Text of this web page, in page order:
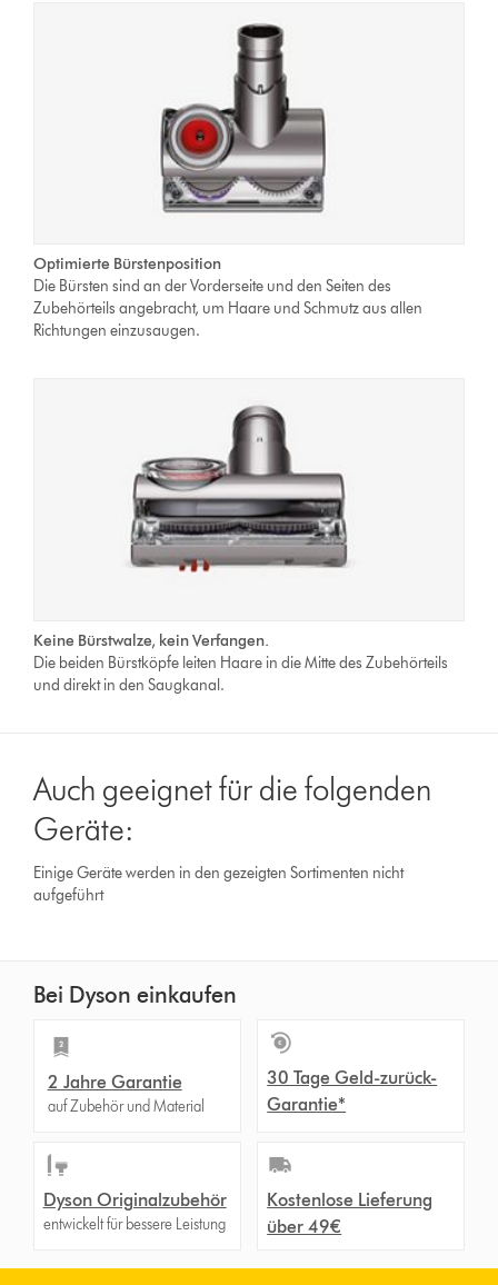
Optimierte Bürstenposition
Die Bürsten sind an der Vorderseite und den Seiten des
Zubehörteils angebracht, um Haare und Schmutz aus allen
Richtungen einzusaugen.
Keine Bürstwalze, kein Verfangen.
Die beiden Bürstköpfe leiten Haare in die Mitte des Zubehörteils
und direkt in den Saugkanal.
Auch geeignet für die folgenden
Geräte:
Einige Geräte werden in den gezeigten Sortimenten nicht
aufgeführt
Bei Dyson einkaufen
2 Jahre Garantie
auf Zubehör und Material
30 Tage Geld-zurück-
Garantie*
Dyson Originalzubehör
entwickelt für bessere Leistung
Kostenlose Lieferung
über 49€